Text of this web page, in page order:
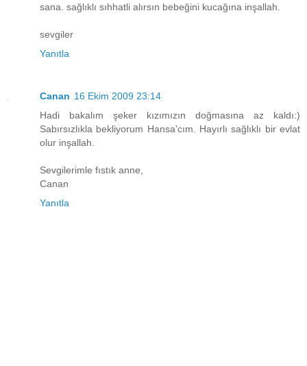
sana. sağlıklı sıhhatli alırsın bebeğini kucağına inşallah.
sevgiler
Yanıtla
Canan 16 Ekim 2009 23:14
Hadi bakalım şeker kızımızın doğmasına az kaldı:)
Sabırsızlıkla bekliyorum Hansa'cım. Hayırlı sağlıklı bir evlat
olur inşallah.
Sevgilerimle fıstık anne,
Canan
Yanıtla